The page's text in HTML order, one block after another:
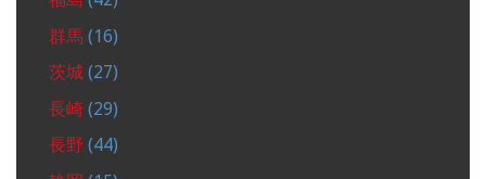
群馬 (16)
茨城 (27)
長崎 (29)
長野 (44)